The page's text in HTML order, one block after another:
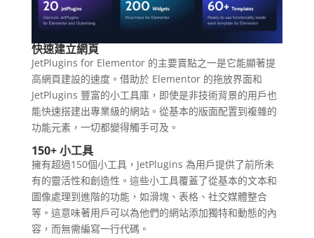
快速建立網頁
JetPlugins for Elementor 的主要賣點之一是它能顯著提
高網頁建設的速度。借助於 Elementor 的拖放界面和
JetPlugins 豐富的小工具庫，即使是非技術背景的用戶也
能快速搭建出專業級的網站。從基本的版面配置到複雜的
功能元素，一切都變得觸手可及。
150+ 小工具
擁有超過150個小工具，JetPlugins 為用戶提供了前所未
有的靈活性和創造性。這些小工具覆蓋了從基本的文本和
圖像處理到進階的功能，如滑塊、表格、社交媒體整合
等。這意味著用戶可以為他們的網站添加獨特和動態的內
容，而無需編寫一行代碼。